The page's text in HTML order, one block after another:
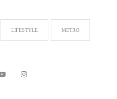
LIFESTYLE METRO